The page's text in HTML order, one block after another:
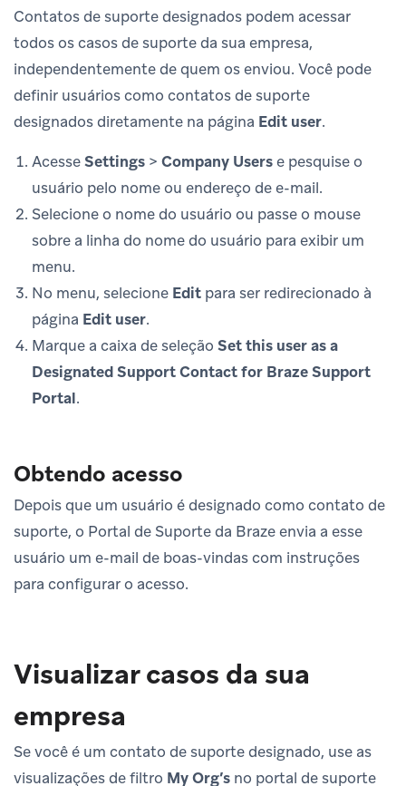
Contatos de suporte designados podem acessar
todos os casos de suporte da sua empresa,
independentemente de quem os enviou. Você pode
definir usuários como contatos de suporte
designados diretamente na página Edit user.
AcesseSettings > Company Userse pesquise o
usuário pelo nome ou endereço de e-mail.
Selecione o nome do usuário ou passe o mouse
sobre a linha do nome do usuário para exibir um
menu.
No menu, selecione Edit para ser redirecionado à
página Edit user.
Marque a caixa de seleção Set this user as a
Designated Support Contact for Braze Support
Portal.
Obtendo acesso
Depois que um usuário é designado como contato de
suporte, o Portal de Suporte da Braze envia a esse
usuário um e-mail de boas-vindas com instruções
para configurar o acesso.
Visualizar casos da sua
empresa
Se você é um contato de suporte designado, use as
visualizações de filtro My Org’s no portal de suporte